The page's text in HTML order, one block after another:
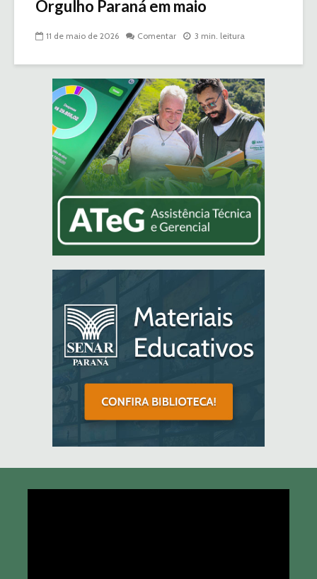
Orgulho Paraná em maio
11 de maio de 2026 Comentar 3 min. leitura